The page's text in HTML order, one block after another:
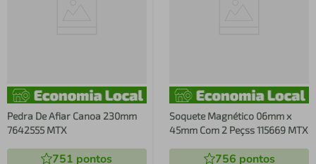
Pedra De Afiar Canoa 230mm
7642555 MTX
751 pontos
Soquete Magnético 06mm x
45mm Com 2 Peçss 115669 MTX
756 pontos